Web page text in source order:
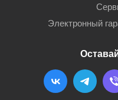
Электронный